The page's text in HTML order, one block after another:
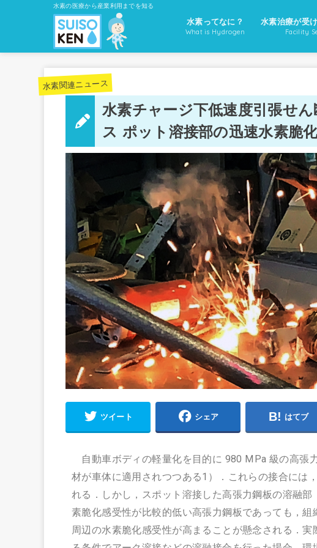
水素の医療から産業利用までを知る
水素ってなに？
What is Hydrogen
水素治療が受
Facility
水素関連ニュース
水素チャージ下低速度引張せ
ス ポット溶接部の迅速水素脆
ツイート シェア はてブ
自動車ボディの軽量化を目的に 980 MPa 級の高張
材が車体に適用されつつある1）．これらの接合には
れる．しかし，スポット溶接した高張力鋼板の溶融
素脆化感受性が比較的低い高張力鋼板であっても，
周辺の水素脆化感受性が高まることが懸念される．